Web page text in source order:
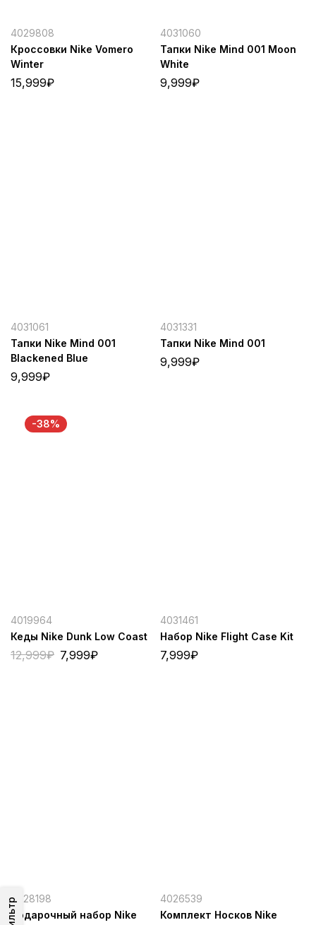
Фильтр
4029808
Кроссовки Nike Vomero
Winter
15,999₽
4031060
Тапки Nike Mind 001 Moon
White
9,999₽
4031061
Тапки Nike Mind 001
Blackened Blue
9,999₽
4031331
Тапки Nike Mind 001
9,999₽
-38%
4019964
Кеды Nike Dunk Low Coast
12,999₽ 7,999₽
4031461
Набор Nike Flight Case Kit
7,999₽
4028198
Подарочный набор Nike
4026539
Комплект Носков Nike